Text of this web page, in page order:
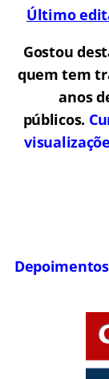
Último
Gostou
quem tem
anos
públicos.